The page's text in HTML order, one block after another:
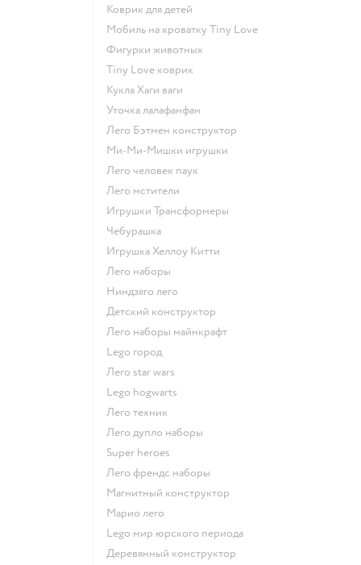
Коврик для детей
Мобиль на кроватку Tiny Love
Фигурки животных
Tiny Love коврик
Кукла Хаги ваги
Уточка лалафанфан
Лего Бэтмен конструктор
Ми-Ми-Мишки игрушки
Лего человек паук
Лего мстители
Игрушки Трансформеры
Чебурашка
Игрушка Хеллоу Китти
Лего наборы
Ниндзяго лего
Детский конструктор
Лего наборы майнкрафт
Lego город
Лего star wars
Lego hogwarts
Лего техник
Лего дупло наборы
Super heroes
Лего френдс наборы
Магнитный конструктор
Марио лего
Lego мир юрского периода
Деревянный конструктор